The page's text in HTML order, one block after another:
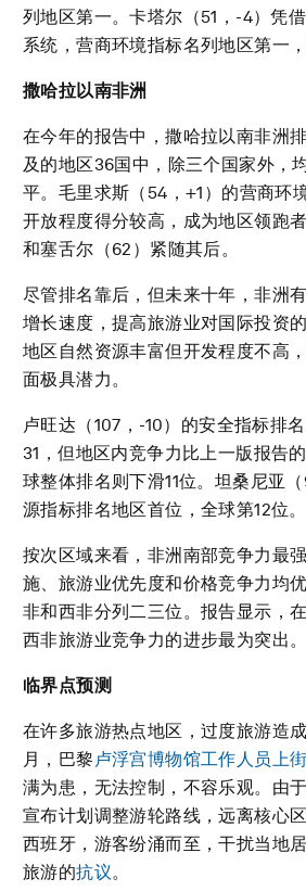
列地区第一。卡塔尔（51，-4）凭
系统，营商环境指标名列地区第一，
撒哈拉以南非洲
在今年的报告中，撒哈拉以南非洲
及的地区36国中，除三个国家外，
平。毛里求斯（54，+1）的营商环
开放程度得分较高，成为地区领跑
和塞舌尔（62）紧随其后。
尽管排名靠后，但未来十年，非洲
增长速度，提高旅游业对国际投资
地区自然资源丰富但开发程度不高
面极具潜力。
卢旺达（107，-10）的安全指标排
31，但地区内竞争力比上一版报告
球整体排名则下滑11位。坦桑尼亚
源指标排名地区首位，全球第12位。
按次区域来看，非洲南部竞争力最
施、旅游业优先度和价格竞争力均
非和西非分列二三位。报告显示，
西非旅游业竞争力的进步最为突出。
临界点预测
在许多旅游热点地区，过度旅游造
月，巴黎 卢浮宫博物馆工作人员上
满为患，无法控制，不容乐观。由
宣布计划调整游轮路线，远离核心
西班牙，游客纷涌而至，干扰当地
旅游的抗议。